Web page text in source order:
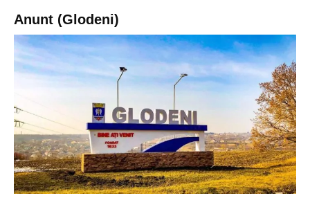
Anunt (Glodeni)